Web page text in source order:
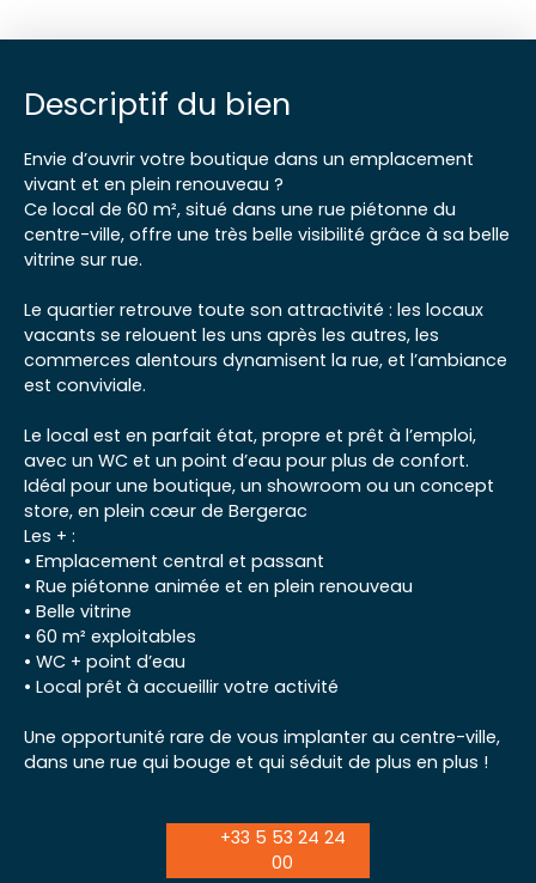
Descriptif du bien
Envie d’ouvrir votre boutique dans un emplacement
vivant et en plein renouveau ?
Ce local de 60 m², situé dans une rue piétonne du
centre-ville, offre une très belle visibilité grâce à sa belle
vitrine sur rue.
Le quartier retrouve toute son attractivité : les locaux
vacants se relouent les uns après les autres, les
commerces alentours dynamisent la rue, et l’ambiance
est conviviale.
Le local est en parfait état, propre et prêt à l’emploi,
avec un WC et un point d’eau pour plus de confort.
Idéal pour une boutique, un showroom ou un concept
store, en plein cœur de Bergerac
Les + :
• Emplacement central et passant
• Rue piétonne animée et en plein renouveau
• Belle vitrine
• 60 m² exploitables
• WC + point d’eau
• Local prêt à accueillir votre activité
Une opportunité rare de vous implanter au centre-ville,
dans une rue qui bouge et qui séduit de plus en plus !
+33 5 53 24 24
00